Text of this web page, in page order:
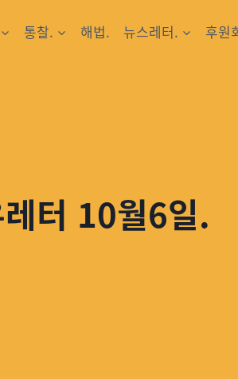
통찰. 해법. 뉴스레터. 후원
터 10월6일.